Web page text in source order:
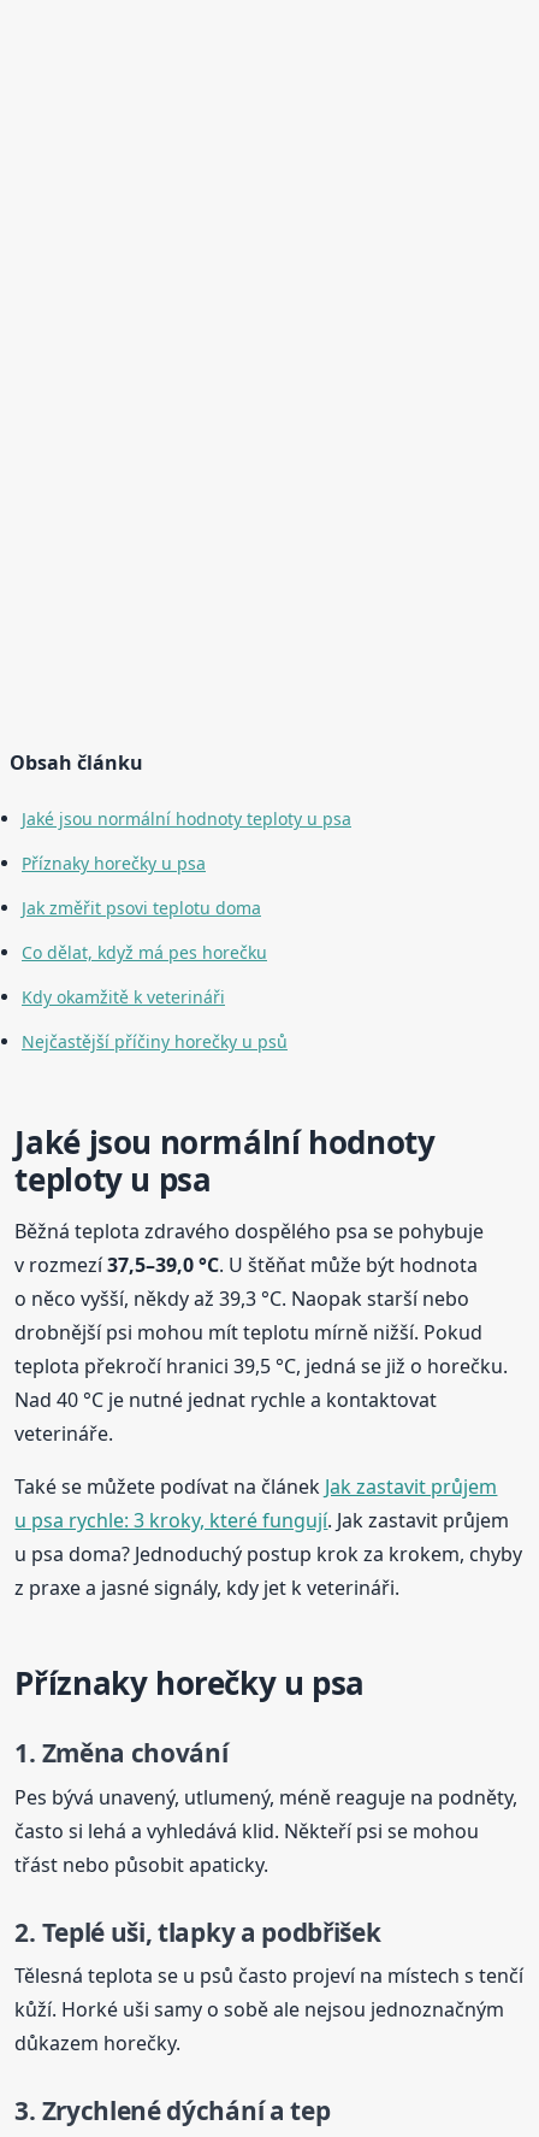
Obsah článku
Jaké jsou normální hodnoty teploty u psa
Příznaky horečky u psa
Jak změřit psovi teplotu doma
Co dělat, když má pes horečku
Kdy okamžitě k veterináři
Nejčastější příčiny horečky u psů
Jaké jsou normální hodnoty
teploty u psa
Běžná teplota zdravého dospělého psa se pohybuje
v rozmezí37,5–39,0 °C. U štěňat může být hodnota
o něco vyšší, někdy až 39,3 °C. Naopak starší nebo
drobnější psi mohou mít teplotu mírně nižší. Pokud
teplota překročí hranici 39,5 °C, jedná se již o horečku.
Nad 40 °C je nutné jednat rychle a kontaktovat
veterináře.
Také se můžete podívat na článek Jak zastavit průjem
u psa rychle: 3 kroky, které fungují. Jak zastavit průjem
u psa doma? Jednoduchý postup krok za krokem, chyby
z praxe a jasné signály, kdy jet k veterináři.
Příznaky horečky u psa
1. Změna chování
Pes bývá unavený, utlumený, méně reaguje na podněty,
často si lehá a vyhledává klid. Někteří psi se mohou
třást nebo působit apaticky.
2. Teplé uši, tlapky a podbřišek
Tělesná teplota se u psů často projeví na místech s tenčí
kůží. Horké uši samy o sobě ale nejsou jednoznačným
důkazem horečky.
3. Zrychlené dýchání a tep